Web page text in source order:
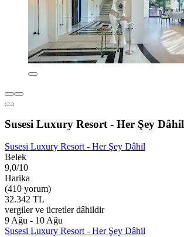
Susesi Luxury Resort - Her Şey Dâhil
Susesi Luxury Resort - Her Şey Dâhil
Belek
9,0/10
Harika
(410 yorum)
32.342 TL
vergiler ve ücretler dâhildir
9 Ağu - 10 Ağu
Susesi Luxury Resort - Her Şey Dâhil